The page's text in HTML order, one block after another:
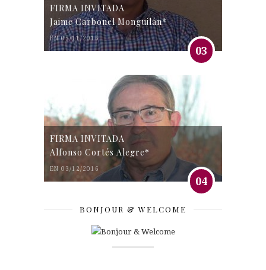
FIRMA INVITADA
Jaime Carbonel Monguilán*
EN 05/11/2016
03
FIRMA INVITADA
Alfonso Cortés Alegre*
EN 03/12/2016
04
BONJOUR & WELCOME